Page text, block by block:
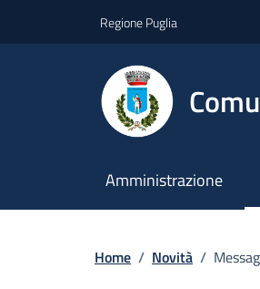
Regione Puglia
Amministrazione
Home / Novità /